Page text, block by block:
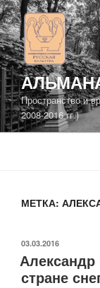
Перейти
к
содержимому
Пространство и
2008-2016 гг.)
МЕТКА:
ОПУБЛИКОВАНО
03.03.2016
Александр
стране